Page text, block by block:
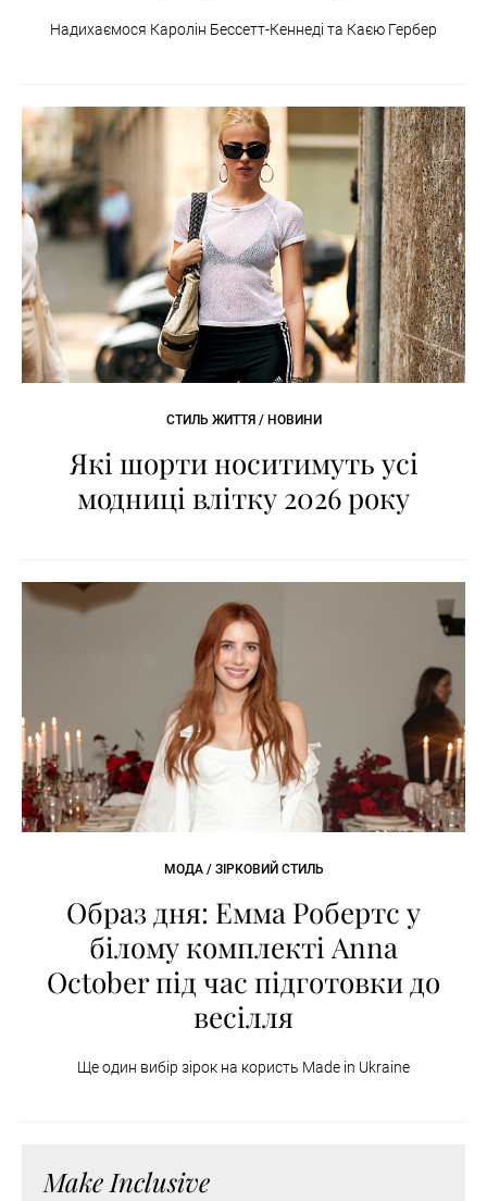
Надихаємося Каролін Бессетт-Кеннеді та Каєю Гербер
СТИЛЬ ЖИТТЯ / НОВИНИ
Які шорти носитимуть усі
модниці влітку 2026 року
МОДА / ЗІРКОВИЙ СТИЛЬ
Образ дня: Емма Робертс у
білому комплекті Anna
October під час підготовки до
весілля
Ще один вибір зірок на користь Made in Ukraine
Make Inclusive